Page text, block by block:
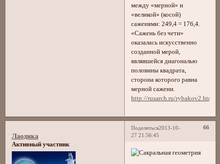
между «мерной» и
«великой» (косой)
саженями: 249,4 = 176,4.
«Сажень без чети»
оказалась искусственно
созданной мерой,
являвшейся диагональю
половины квадрата,
сторона которого равна
мерной сажени.
http://rusarch.ru/rybakov2.htm
Поделиться 66
2013-10-
27 21:56:45
Лаодика
Активный участник